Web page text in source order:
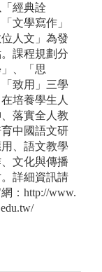
經典詮
文學寫作」
人文」為發
課程規劃分
」、「思
致用」三學
培養學生人
落實全人教
中國語文研
、語文教學
文化與傳播
詳細資訊請
：http://www.